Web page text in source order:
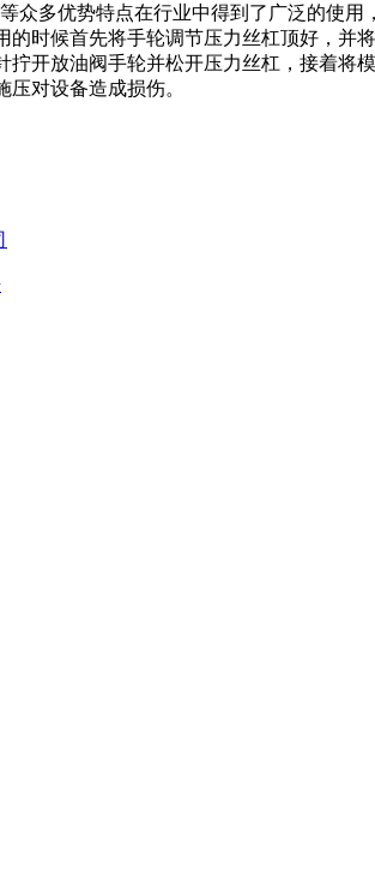
多优势特点在行业中得到了广泛的使用
时候首先将手轮调节压力丝杠顶好，并
开放油阀手轮并松开压力丝杠，接着
对设备造成损伤。